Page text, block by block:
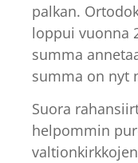
palkan.
loppui vuonna
summa
summa on nyt
Suora
helpommin